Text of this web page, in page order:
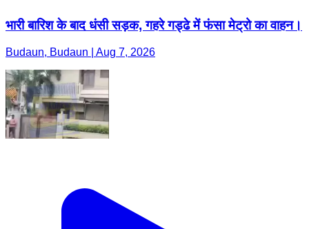
भारी बारिश के बाद धंसी सड़क, गहरे गड्ढे में फंसा मेट्रो का वाहन।
Budaun, Budaun | Aug 7, 2026